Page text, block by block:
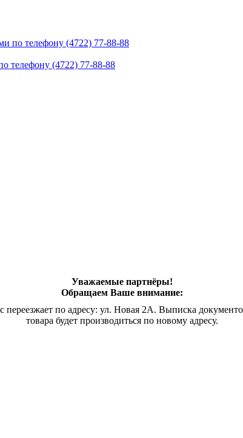
по телефону (4722) 77-88-88
телефону (4722) 77-88-88
Уважаемые партнёры!
Обращаем Ваше внимание:
переезжает по адресу: ул. Новая 2А. Выписка
товара будет производиться по новому адресу.